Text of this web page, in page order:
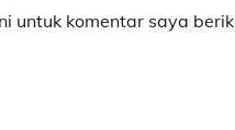
untuk komentar saya